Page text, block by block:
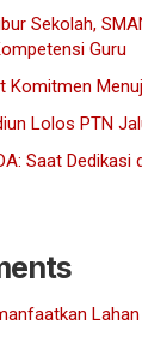
Sekolah,
Guru
Komitmen
Lolos PTN
Saat Dedikasi